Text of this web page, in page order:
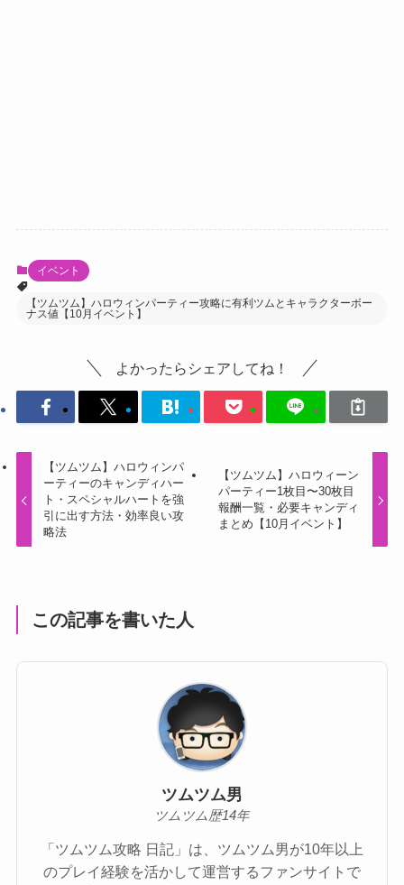
イベント
【ツムツム】ハロウィンパーティー攻略に有利ツムとキャラクターボー
ナス値【10月イベント】
よかったらシェアしてね！
【ツムツム】ハロウィンパ
ーティーのキャンディハー
ト・スペシャルハートを強
引に出す方法・効率良い攻
略法
【ツムツム】ハロウィーン
パーティー1枚目〜30枚目
報酬一覧・必要キャンディ
まとめ【10月イベント】
この記事を書いた人
ツムツム男
ツムツム歴14年
「ツムツム攻略 日記」は、ツムツム男が10年以上
のプレイ経験を活かして運営するファンサイトで